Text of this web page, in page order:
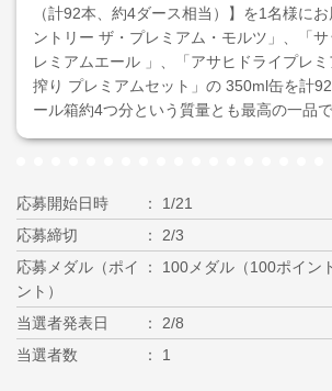
（計92本、約4ダース相当）】を1名様に
ントリー ザ・プレミアム・モルツ」、「
レミアムエール 」、「アサヒドライプレ
搾り プレミアムセット」の 350ml缶を計
ール箱約4つ分という質量とも最高の一品で
応募開始日時
1/21
応募締切
2/3
応募メダル（ポイ
ント）
100メダル（100ポイン
当選者発表日
2/8
当選者数
1